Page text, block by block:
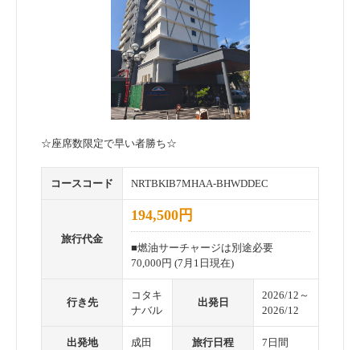
☆座席数限定で早い者勝ち☆
コースコード NRTBKIB7MHAA-BHWDDEC
旅行代金
194,500円
■燃油サーチャージは別途必要
70,000円 (7月1日現在)
行き先
コタキ
ナバル
出発日
2026/12～
2026/12
出発地 成田 旅行日程 7日間